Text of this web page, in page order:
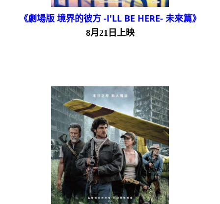
《劇場版 境界的彼方 -I'LL BE HERE- 未來篇》
8月21日上映